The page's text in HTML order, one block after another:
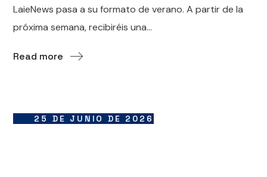
LaieNews pasa a su formato de verano. A partir de la
próxima semana, recibiréis una...
Read more
25 DE JUNIO DE 2026